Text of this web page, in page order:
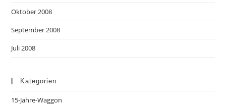
Oktober 2008
September 2008
Juli 2008
Kategorien
15-Jahre-Waggon